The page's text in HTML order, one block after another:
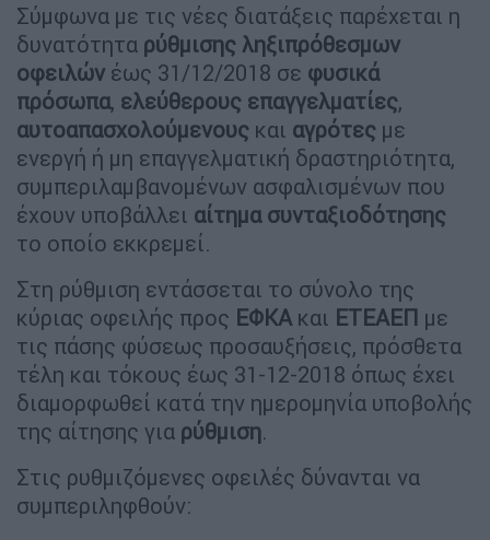
Σύμφωνα με τις νέες διατάξεις παρέχεται η
δυνατότητα ρύθμισης ληξιπρόθεσμων
οφειλών έως 31/12/2018 σε φυσικά
πρόσωπα, ελεύθερους επαγγελματίες,
αυτοαπασχολούμενους και αγρότες με
ενεργή ή μη επαγγελματική δραστηριότητα,
συμπεριλαμβανομένων ασφαλισμένων που
έχουν υποβάλλει αίτημα συνταξιοδότησης
το οποίο εκκρεμεί.
Στη ρύθμιση εντάσσεται το σύνολο της
κύριας οφειλής προς ΕΦΚΑ και ΕΤΕΑΕΠ με
τις πάσης φύσεως προσαυξήσεις, πρόσθετα
τέλη και τόκους έως 31-12-2018 όπως έχει
διαμορφωθεί κατά την ημερομηνία υποβολής
της αίτησης για ρύθμιση.
Στις ρυθμιζόμενες οφειλές δύνανται να
συμπεριληφθούν: